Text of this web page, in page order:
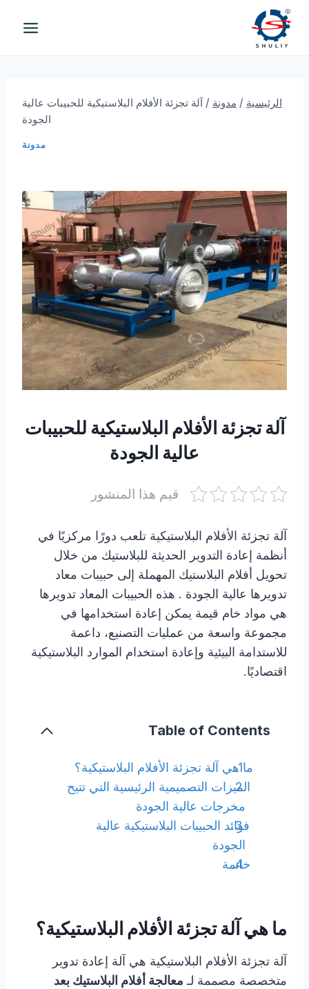
التجاوز
المحتوى
الرئيسية / مدونة / آلة تجزئة الأفلام البلاستيكية للحبيبات عالية
الجودة
مدونة
آلة تجزئة الأفلام البلاستيكية للحبيبات
عالية الجودة
قيم هذا المنشور
آلة تجزئة الأفلام البلاستيكية تلعب دورًا مركزيًا في
أنظمة إعادة التدوير الحديثة للبلاستيك من خلال
تحويل أفلام البلاستيك المهملة إلى حبيبات معاد
تدويرها عالية الجودة . هذه الحبيبات المعاد تدويرها
هي مواد خام قيمة يمكن إعادة استخدامها في
مجموعة واسعة من عمليات التصنيع، داعمة
للاستدامة البيئية وإعادة استخدام الموارد البلاستيكية
اقتصاديًا.
Table of Contents
ما هي آلة تجزئة الأفلام البلاستيكية؟
الميزات التصميمية الرئيسية التي تتيح
مخرجات عالية الجودة
فوائد الحبيبات البلاستيكية عالية
الجودة
خاتمة
ما هي آلة تجزئة الأفلام البلاستيكية؟
آلة تجزئة الأفلام البلاستيكية هي آلة إعادة تدوير
متخصصة مصممة لـ معالجة أفلام البلاستيك بعد